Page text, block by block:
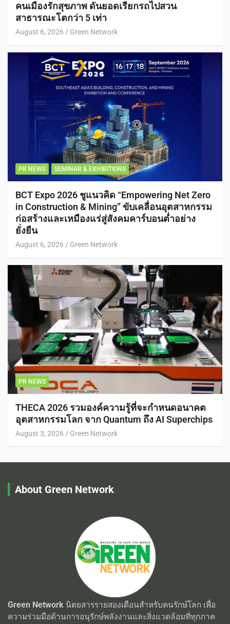
คนเมืองรักสุขภาพ ดันยอดเรียกรถไปสวน
สาธารณะโตกว่า 5 เท่า
August 6, 2026 Green Network
PR NEWS SEMINAR & EXHIBITIONS
BCT Expo 2026 ชูแนวคิด “Empowering Net Zero
in Construction & Mining” ขับเคลื่อนอุตสาหกรรม
ก่อสร้างและเหมืองแร่สู่สังคมคาร์บอนต่ำอย่าง
ยั่งยืน
August 6, 2026 Green Network
PR NEWS
THECA 2026 รวมองค์ความรู้ที่จะกำหนดอนาคต
อุตสาหกรรมโลก จาก Quantum ถึง AI Superchips
August 3, 2026 Green Network
About Green Network
Green Network นิตยสารรายสองเดือนสำหรับคนรักษ์โลก เพื่อ
ความร่วมมือด้านการอนุรักษ์พลังงานและสิ่งแวดล้อมที่ทุกภาค